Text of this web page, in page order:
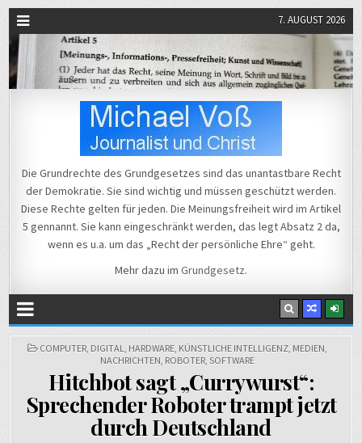
7. AUGUST 2026
Michael Voß
Die Grundrechte des Grundgesetzes sind das unantastbare Recht
der Demokratie. Sie sind wichtig und müssen geschützt werden.
Diese Rechte gelten für jeden. Die Meinungsfreiheit wird im Artikel
5 gennannt. Sie kann eingeschränkt werden, das legt Absatz 2 da,
wenn es u.a. um das „Recht der persönliche Ehre“ geht.
Mehr dazu im Grundgesetz.
POSTED
COMPUTER, DIGITAL, HARDWARE, KÜNSTLICHE INTELLIGENZ, MEDIEN,
NACHRICHTEN, ROBOTER, SOFTWARE
Hitchbot sagt „Currywurst“:
Sprechender Roboter trampt jetzt
durch Deutschland